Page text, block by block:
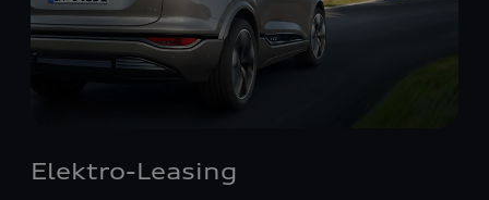
Elektro-Leasing